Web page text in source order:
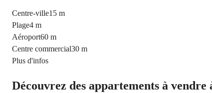
Centre-ville15 m
Plage4 m
Aéroport60 m
Centre commercial30 m
Plus d'infos
Découvrez des appartements à